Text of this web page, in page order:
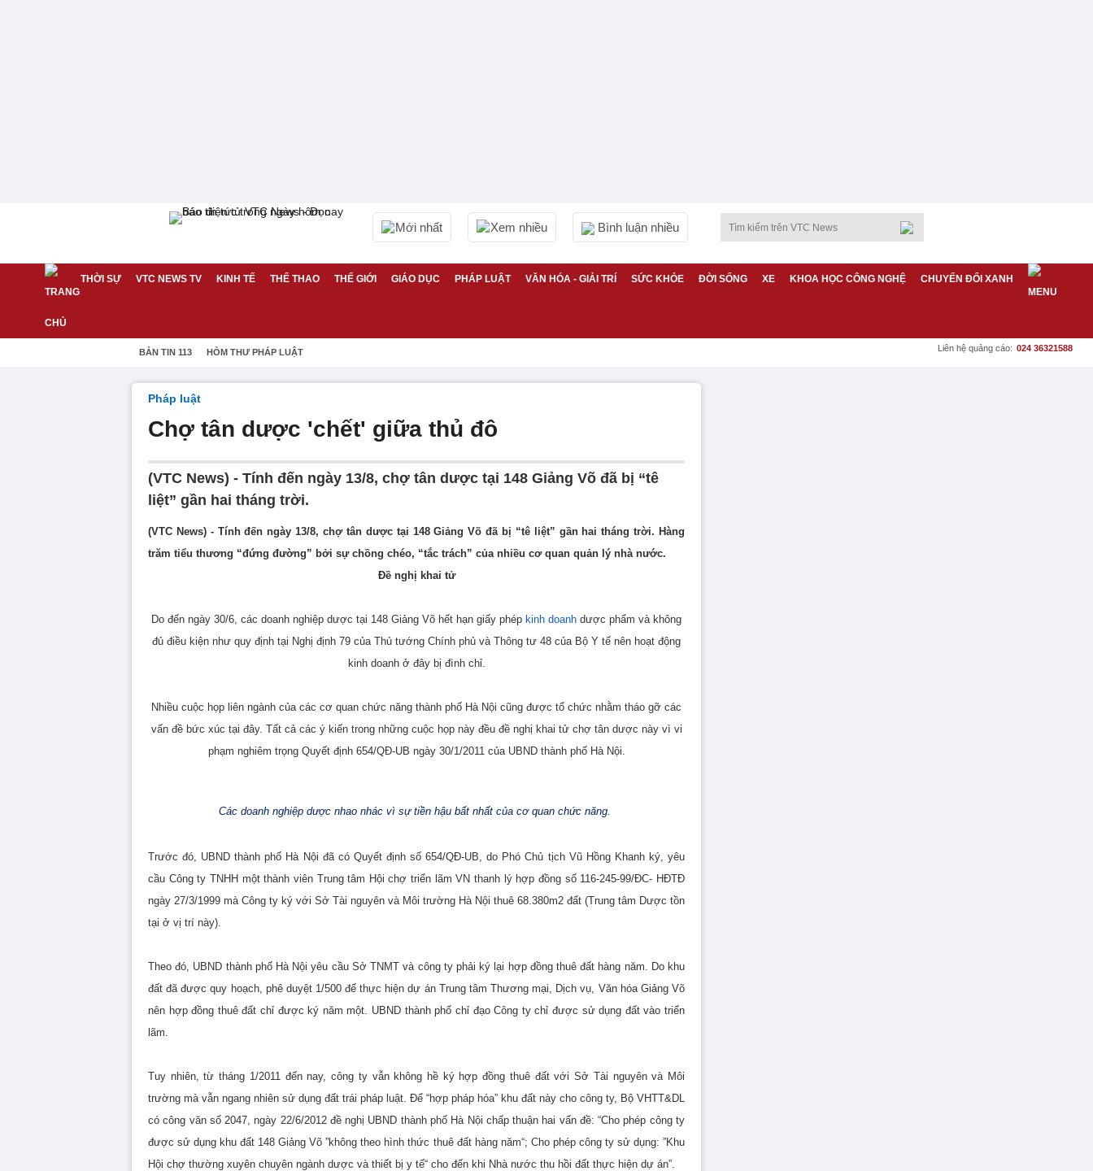
Mới nhất Xem nhiều Bình luận nhiều
THỜI SỰ VTC NEWS TV KINH TẾ THỂ THAO THẾ GIỚI GIÁO DỤC PHÁP LUẬT VĂN HÓA - GIẢI TRÍ SỨC KHỎE ĐỜI SỐNG XE KHOA HỌC CÔNG NGHỆ CHUYỂN ĐỔI XANH
BẢN TIN 113 HÒM THƯ PHÁP LUẬT Liên hệ quảng cáo: 024 36321588
Pháp luật
Chợ tân dược 'chết' giữa thủ đô
(VTC News) - Tính đến ngày 13/8, chợ tân dược tại 148 Giảng Võ đã bị “tê
liệt” gần hai tháng trời.
(VTC News) - Tính đến ngày 13/8, chợ tân dược tại 148 Giảng Võ đã bị “tê liệt” gần hai tháng trời. Hàng
trăm tiểu thương “đứng đường” bởi sự chồng chéo, “tắc trách” của nhiều cơ quan quản lý nhà nước.
Đề nghị khai tử
Do đến ngày 30/6, các doanh nghiệp dược tại 148 Giảng Võ hết hạn giấy phép kinh doanh dược phẩm và không
đủ điều kiện như quy định tại Nghị định 79 của Thủ tướng Chính phủ và Thông tư 48 của Bộ Y tế nên hoạt động
kinh doanh ở đây bị đình chỉ.
Nhiều cuộc họp liên ngành của các cơ quan chức năng thành phố Hà Nội cũng được tổ chức nhằm tháo gỡ các
vấn đề bức xúc tại đây. Tất cả các ý kiến trong những cuộc họp này đều đề nghị khai tử chợ tân dược này vì vi
phạm nghiêm trọng Quyết định 654/QĐ-UB ngày 30/1/2011 của UBND thành phố Hà Nội.
Các doanh nghiệp dược nhao nhác vì sự tiền hậu bất nhất của cơ quan chức năng.
Trước đó, UBND thành phố Hà Nội đã có Quyết định số 654/QĐ-UB, do Phó Chủ tịch Vũ Hồng Khanh ký, yêu
cầu Công ty TNHH một thành viên Trung tâm Hội chợ triển lãm VN thanh lý hợp đồng số 116-245-99/ĐC- HĐTĐ
ngày 27/3/1999 mà Công ty ký với Sở Tài nguyên và Môi trường Hà Nội thuê 68.380m2 đất (Trung tâm Dược tồn
tại ở vị trí này).
Theo đó, UBND thành phố Hà Nội yêu cầu Sở TNMT và công ty phải ký lại hợp đồng thuê đất hàng năm. Do khu
đất đã được quy hoạch, phê duyệt 1/500 để thực hiện dự án Trung tâm Thương mại, Dịch vụ, Văn hóa Giảng Võ
nên hợp đồng thuê đất chỉ được ký năm một. UBND thành phố chỉ đạo Công ty chỉ được sử dụng đất vào triển
lãm.
Tuy nhiên, từ tháng 1/2011 đến nay, công ty vẫn không hề ký hợp đồng thuê đất với Sở Tài nguyên và Môi
trường mà vẫn ngang nhiên sử dụng đất trái pháp luật. Để “hợp pháp hóa” khu đất này cho công ty, Bộ VHTT&DL
có công văn số 2047, ngày 22/6/2012 đề nghị UBND thành phố Hà Nội chấp thuận hai vấn đề: “Cho phép công ty
được sử dụng khu đất 148 Giảng Võ ”không theo hình thức thuê đất hàng năm“; Cho phép công ty sử dụng: ”Khu
Hội chợ thường xuyên chuyên ngành dược và thiết bị y tế“ cho đến khi Nhà nước thu hồi đất thực hiện dự án”.